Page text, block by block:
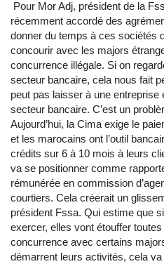
Pour Mor Adj, président de la
récemment accordé des
donner du temps à ces sociétés
concourir avec les majors
concurrence illégale. Si on
secteur bancaire, cela nous fait
peut pas laisser à une entreprise
secteur bancaire. C’est un
Aujourd’hui, la Cima exige le
et les marocains ont l’outil
crédits sur 6 à 10 mois à leurs
va se positionner comme
rémunérée en commission
courtiers. Cela créerait un
président Fssa. Qui estime que
exercer, elles vont étouffer
concurrence avec certains
démarrent leurs activités, cela